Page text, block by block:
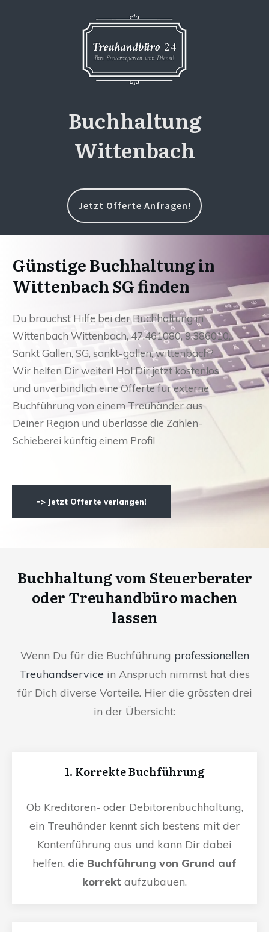
Buchhaltung
Wittenbach
Jetzt Offerte Anfragen!
Günstige Buchhaltung in
Wittenbach SG finden
Du brauchst Hilfe bei der Buchhaltung in
Wittenbach Wittenbach, 47.461080, 9.386010,
Sankt Gallen, SG, sankt-gallen, wittenbach?
Wir helfen Dir weiter! Hol Dir jetzt kostenlos
und unverbindlich eine Offerte für externe
Buchführung von einem Treuhänder aus
Deiner Region und überlasse die Zahlen-
Schieberei künftig einem Profi!
=> Jetzt Offerte verlangen!
Buchhaltung vom Steuerberater
oder Treuhandbüro machen
lassen
Wenn Du für die Buchführung professionellen
Treuhandservice in Anspruch nimmst hat dies
für Dich diverse Vorteile. Hier die grössten drei
in der Übersicht:
1. Korrekte Buchführung
Ob Kreditoren- oder Debitorenbuchhaltung,
ein Treuhänder kennt sich bestens mit der
Kontenführung aus und kann Dir dabei
helfen, die Buchführung von Grund auf
korrekt aufzubauen.